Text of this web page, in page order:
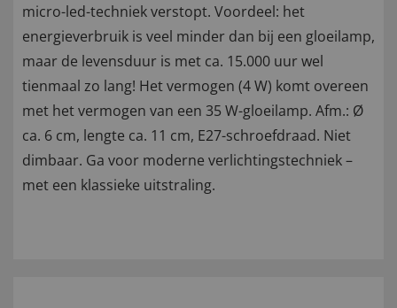
micro-led-techniek verstopt. Voordeel: het
energieverbruik is veel minder dan bij een gloeilamp,
maar de levensduur is met ca. 15.000 uur wel
tienmaal zo lang! Het vermogen (4 W) komt overeen
met het vermogen van een 35 W-gloeilamp. Afm.: Ø
ca. 6 cm, lengte ca. 11 cm, E27-schroefdraad. Niet
dimbaar. Ga voor moderne verlichtingstechniek –
met een klassieke uitstraling.